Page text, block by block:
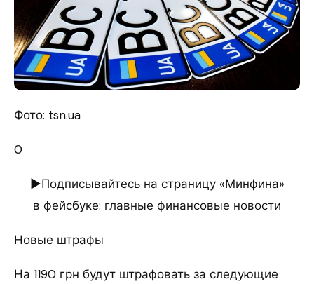
Фото: tsn.ua
0
►Подписывайтесь на страницу «Минфина»
в фейсбуке: главные финансовые новости
Новые штрафы
На 1190 грн будут штрафовать за следующие